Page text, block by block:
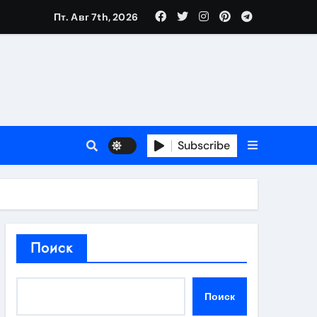
году
и советы по выбору
Пт. Авг 7th, 2026
Subscribe
Поиск
Поиск